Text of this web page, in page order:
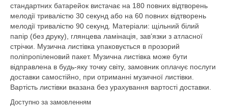
стандартних батарейок вистачає на 180 повних відтворень
мелодії тривалістю 30 секунд або на 60 повних відтворень
мелодії тривалістю 90 секунд. Матеріали: щільний білий
папір (без друку), глянцева ламінація, зав’язки з атласної
стрічки. Музична листівка упаковується в прозорий
поліпропіленовий пакет. Музична листівка може бути
відправлена в будь-яку точку світу, замовник оплачує послуги
доставки самостійно, при отриманні музичної листівки.
Вартість листівки вказана без урахування вартості доставки.
Доступно за замовленням